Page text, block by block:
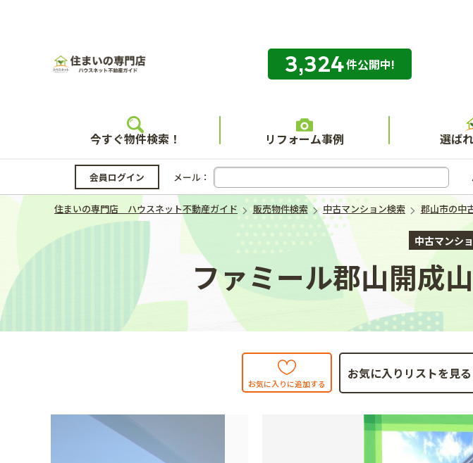
住まいの専門店 ハウスネット不動産ガ
3,324件公開中!
今すぐ物件検索！ リフォーム事例 選ば
会員ログイン メール：
住まいの専門店 ハウスネット不動産ガイド 販売物件検索 中古マンション検索 郡山市の中
中古マンシ
ファミール郡山開成
お気に入りに追加する
お気に入りリストを見る